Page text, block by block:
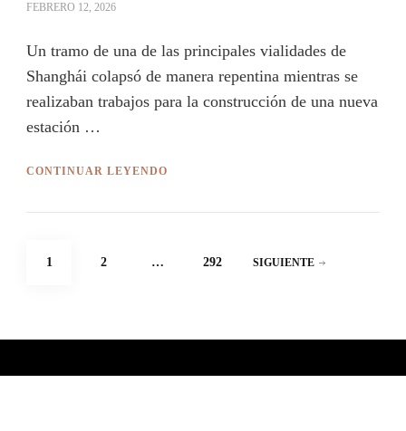
FEBRERO 12, 2026
Un tramo de una de las principales vialidades de
Shanghái colapsó de manera repentina mientras se
realizaban trabajos para la construcción de una nueva
estación …
CONTINUAR LEYENDO
Paginación
PÁGINA
1 PÁGINA
2 … PÁGINA
292 SIGUIENTE